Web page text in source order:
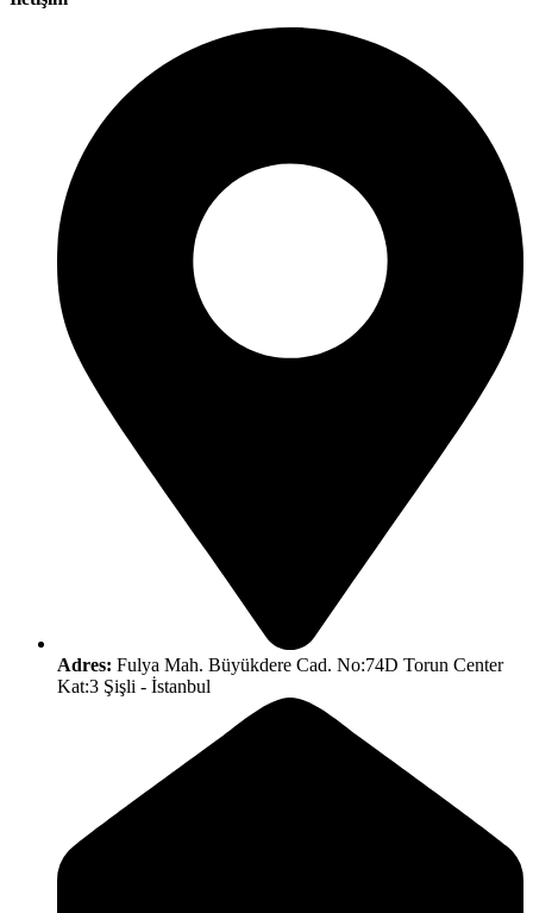
Adres: Fulya Mah. Büyükdere Cad. No:74D Torun Center
Kat:3 Şişli - İstanbul